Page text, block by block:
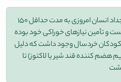
در منابع تاریخی آمده است که اجداد انسان امروزی به مدت حداقل 150
و تأمین نیازهای خوراکی خود بوده
کودکان خردسال وجود داشت که دلیل
هضم کننده قند شیر یا لاکتوز) تا